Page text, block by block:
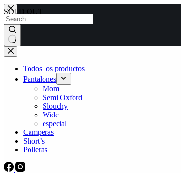
Skip
to
content
No
results
Todos los productos
Pantalones
Mom
Semi Oxford
Slouchy
Wide
especial
Camperas
Short’s
Polleras
SOLD OUT